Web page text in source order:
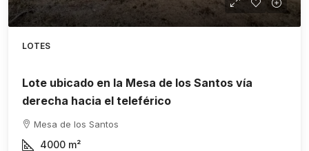
LOTES
Lote ubicado en la Mesa de los Santos vía
derecha hacia el teleférico
Mesa de los Santos
4000 m²